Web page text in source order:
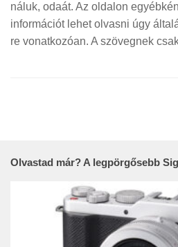
náluk, odaát. Az oldalon
információt lehet olvasni úgy
re vonatkozóan. A szövegnek
Olvastad már? A legpörgősebb